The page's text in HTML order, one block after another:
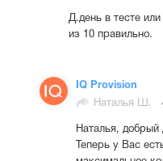
Д.день в тесте
из 10 правильно.
IQ Provision
Наталья Ш.
Наталья, добрый
Теперь у Вас